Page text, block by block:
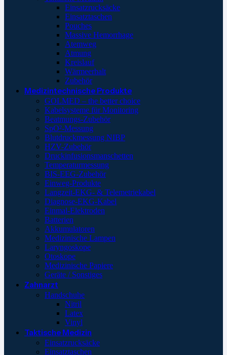
Einsatzrucksäcke
Einsatztaschen
Pouches
Massive Hemorrhage
Atemweg
Atmung
Kreislauf
Wärmeerhalt
Zubehör
Medizintechnische Produkte
GOLMED – the better choice
Kabelsysteme für Monitoring
Beatmungs-Zubehör
SpO²-Messung
Blutdruckmessung NIBP
HZV-Zubehör
Druckinfusionsmanschetten
Temperaturmessung
BIS-EEG-Zubehör
Einweg-Produkte
Langzeit-EKG- & Telemetriekabel
Diagnose-EKG-Kabel
Einmal-Elektroden
Batterien
Akkumulatoren
Medizinische Lampen
Laryngoskope
Otoskope
Medizinische Papiere
Geräte / Sonstiges
Zahnarzt
Handschuhe
Nitril
Latex
Vinyl
Taktische Medizin
Einsatzrucksäcke
Einsatztaschen